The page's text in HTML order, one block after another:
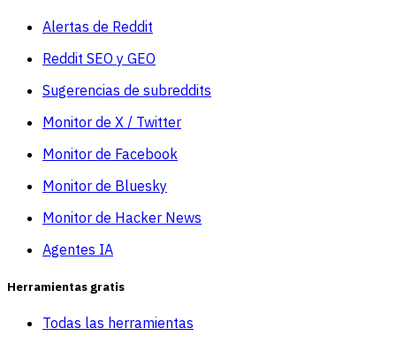
Alertas de Reddit
Reddit SEO y GEO
Sugerencias de subreddits
Monitor de X / Twitter
Monitor de Facebook
Monitor de Bluesky
Monitor de Hacker News
Agentes IA
Herramientas gratis
Todas las herramientas